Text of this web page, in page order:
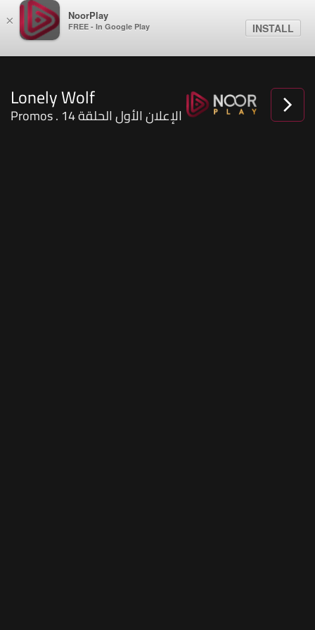
× NoorPlay
FREE - In Google Play INSTALL
Lonely Wolf
Promos . الإعلان الأول الحلقة 14